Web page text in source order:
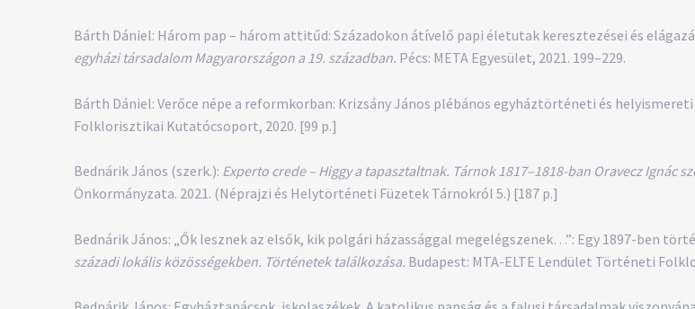
Bárth Dániel: Három pap – három attitűd: Századokon átívelő papi életutak keresztezései és
egyházi társadalom Magyarországon a 19. században. Pécs: META Egyesület, 2021. 199–229.
Bárth Dániel: Verőce népe a reformkorban: Krizsány János plébános egyháztörténeti és
Folklorisztikai Kutatócsoport, 2020. [99 p.]
Bednárik János (szerk.): Experto crede – Higgy a tapasztaltnak. Tárnok 1817–1818-ban Oravecz Ignác
Önkormányzata. 2021. (Néprajzi és Helytörténeti Füzetek Tárnokról 5.) [187 p.]
Bednárik János: „Ők lesznek az elsők, kik polgári házassággal megelégszenek…”: Egy 1897-ben
századi lokális közösségekben. Történetek találkozása. Budapest: MTA-ELTE Lendület Történeti